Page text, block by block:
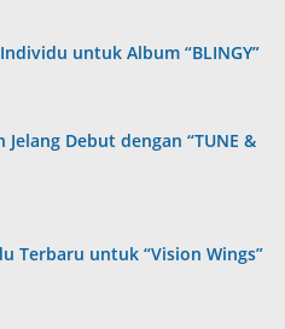
untuk Album “BLINGY”
Jelang Debut dengan “TUNE &
Terbaru untuk “Vision Wings”